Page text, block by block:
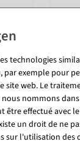
technologies
par exemple pour
site web. Le
nommons
être effectué avec
un droit de ne
l'utilisation des